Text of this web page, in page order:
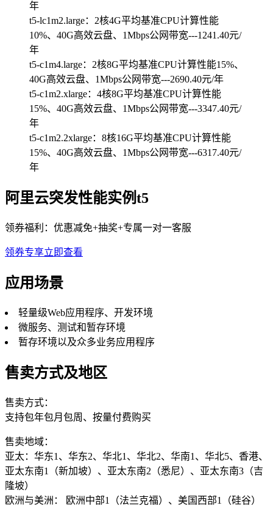
年
t5-lc1m2.large：2核4G平均基准CPU计算性能
10%、40G高效云盘、1Mbps公网带宽---1241.40元/
年
t5-c1m4.large：2核8G平均基准CPU计算性能15%、
40G高效云盘、1Mbps公网带宽---2690.40元/年
t5-c1m2.xlarge：4核8G平均基准CPU计算性能
15%、40G高效云盘、1Mbps公网带宽---3347.40元/
年
t5-c1m2.2xlarge：8核16G平均基准CPU计算性能
15%、40G高效云盘、1Mbps公网带宽---6317.40元/
年
阿里云突发性能实例t5
领券福利：优惠减免+抽奖+专属一对一客服
领券专享立即查看
应用场景
轻量级Web应用程序、开发环境
微服务、测试和暂存环境
暂存环境以及众多业务应用程序
售卖方式及地区
售卖方式：
支持包年包月包周、按量付费购买
售卖地域：
亚太：华东1、华东2、华北1、华北2、华南1、华北5、香港、
亚太东南1（新加坡）、亚太东南2（悉尼）、亚太东南3（吉
隆坡）
欧洲与美洲： 欧洲中部1（法兰克福）、美国西部1（硅谷）